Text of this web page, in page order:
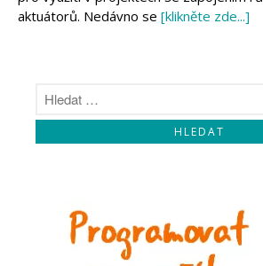
aktuátorů. Nedávno se [klikněte zde...]